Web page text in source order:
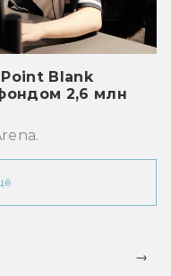
Blank
2,6 млн